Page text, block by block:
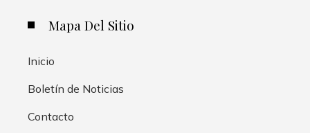
Mapa Del Sitio
Inicio
Boletín de Noticias
Contacto